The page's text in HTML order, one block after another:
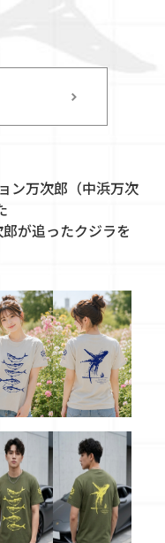
ン万次郎（中浜万次
が追ったクジラを